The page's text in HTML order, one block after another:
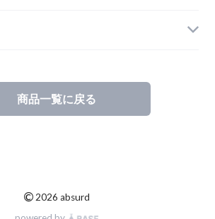
商品一覧に戻る
© 2026 absurd